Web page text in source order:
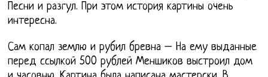
Песни и разгул. При этом история картины очень
интересна.
Сам копал землю и рубил бревна – На ему выданные
перед ссылкой 500 рублей Меншиков выстроил дом